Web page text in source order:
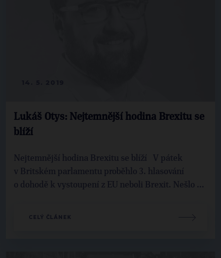
Lukáš Otys: Nejtemnější hodina Brexitu se
blíží
Nejtemnější hodina Brexitu se blíží V pátek
v Britském parlamentu proběhlo 3. hlasování
o dohodě k vystoupení z EU neboli Brexit. Nešlo ...
CELÝ ČLÁNEK